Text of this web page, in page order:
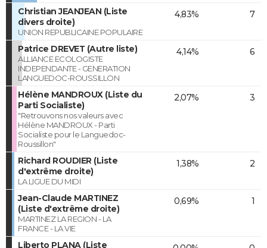
Christian JEANJEAN (Liste
divers droite)
UNION REPUBLICAINE POPULAIRE
4,83% 7
Patrice DREVET (Autre liste)
ALLIANCE ECOLOGISTE
INDEPENDANTE - GENERATION
LANGUEDOC-ROUSSILLON
4,14% 6
Hélène MANDROUX (Liste du
Parti Socialiste)
"Retrouvons nos valeurs avec
Hélène MANDROUX - Parti
Socialiste pour le Languedoc-
Roussillon"
2,07% 3
Richard ROUDIER (Liste
d'extrême droite)
LA LIGUE DU MIDI
1,38% 2
Jean-Claude MARTINEZ
(Liste d'extrême droite)
MARTINEZ LA REGION - LA
FRANCE - LA VIE
0,69% 1
Liberto PLANA (Liste